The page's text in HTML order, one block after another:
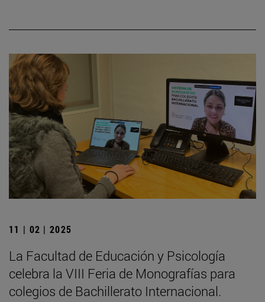
11 | 02 | 2025
La Facultad de Educación y Psicología
celebra la VIII Feria de Monografías para
colegios de Bachillerato Internacional.